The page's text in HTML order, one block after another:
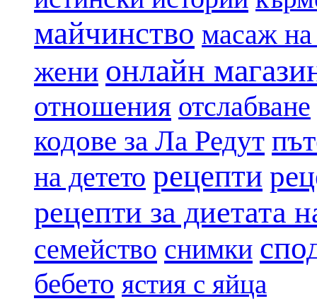
майчинство масаж на
жени онлайн
отношения отслабване
кодове за Ла Редут
на детето рецепти
рецепти за диетата
семейство снимки
бебето ястия с яйца